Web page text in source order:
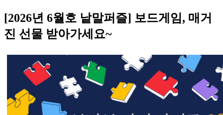
[2026년 6월호 낱말퍼즐] 보드게임, 매거
진 선물 받아가세요~